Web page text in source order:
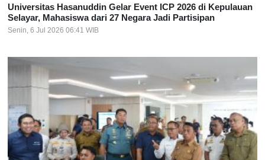
Universitas Hasanuddin Gelar Event ICP 2026 di Kepulauan
Selayar, Mahasiswa dari 27 Negara Jadi Partisipan
Senin, 6 Jul 2026 06:41 WIB